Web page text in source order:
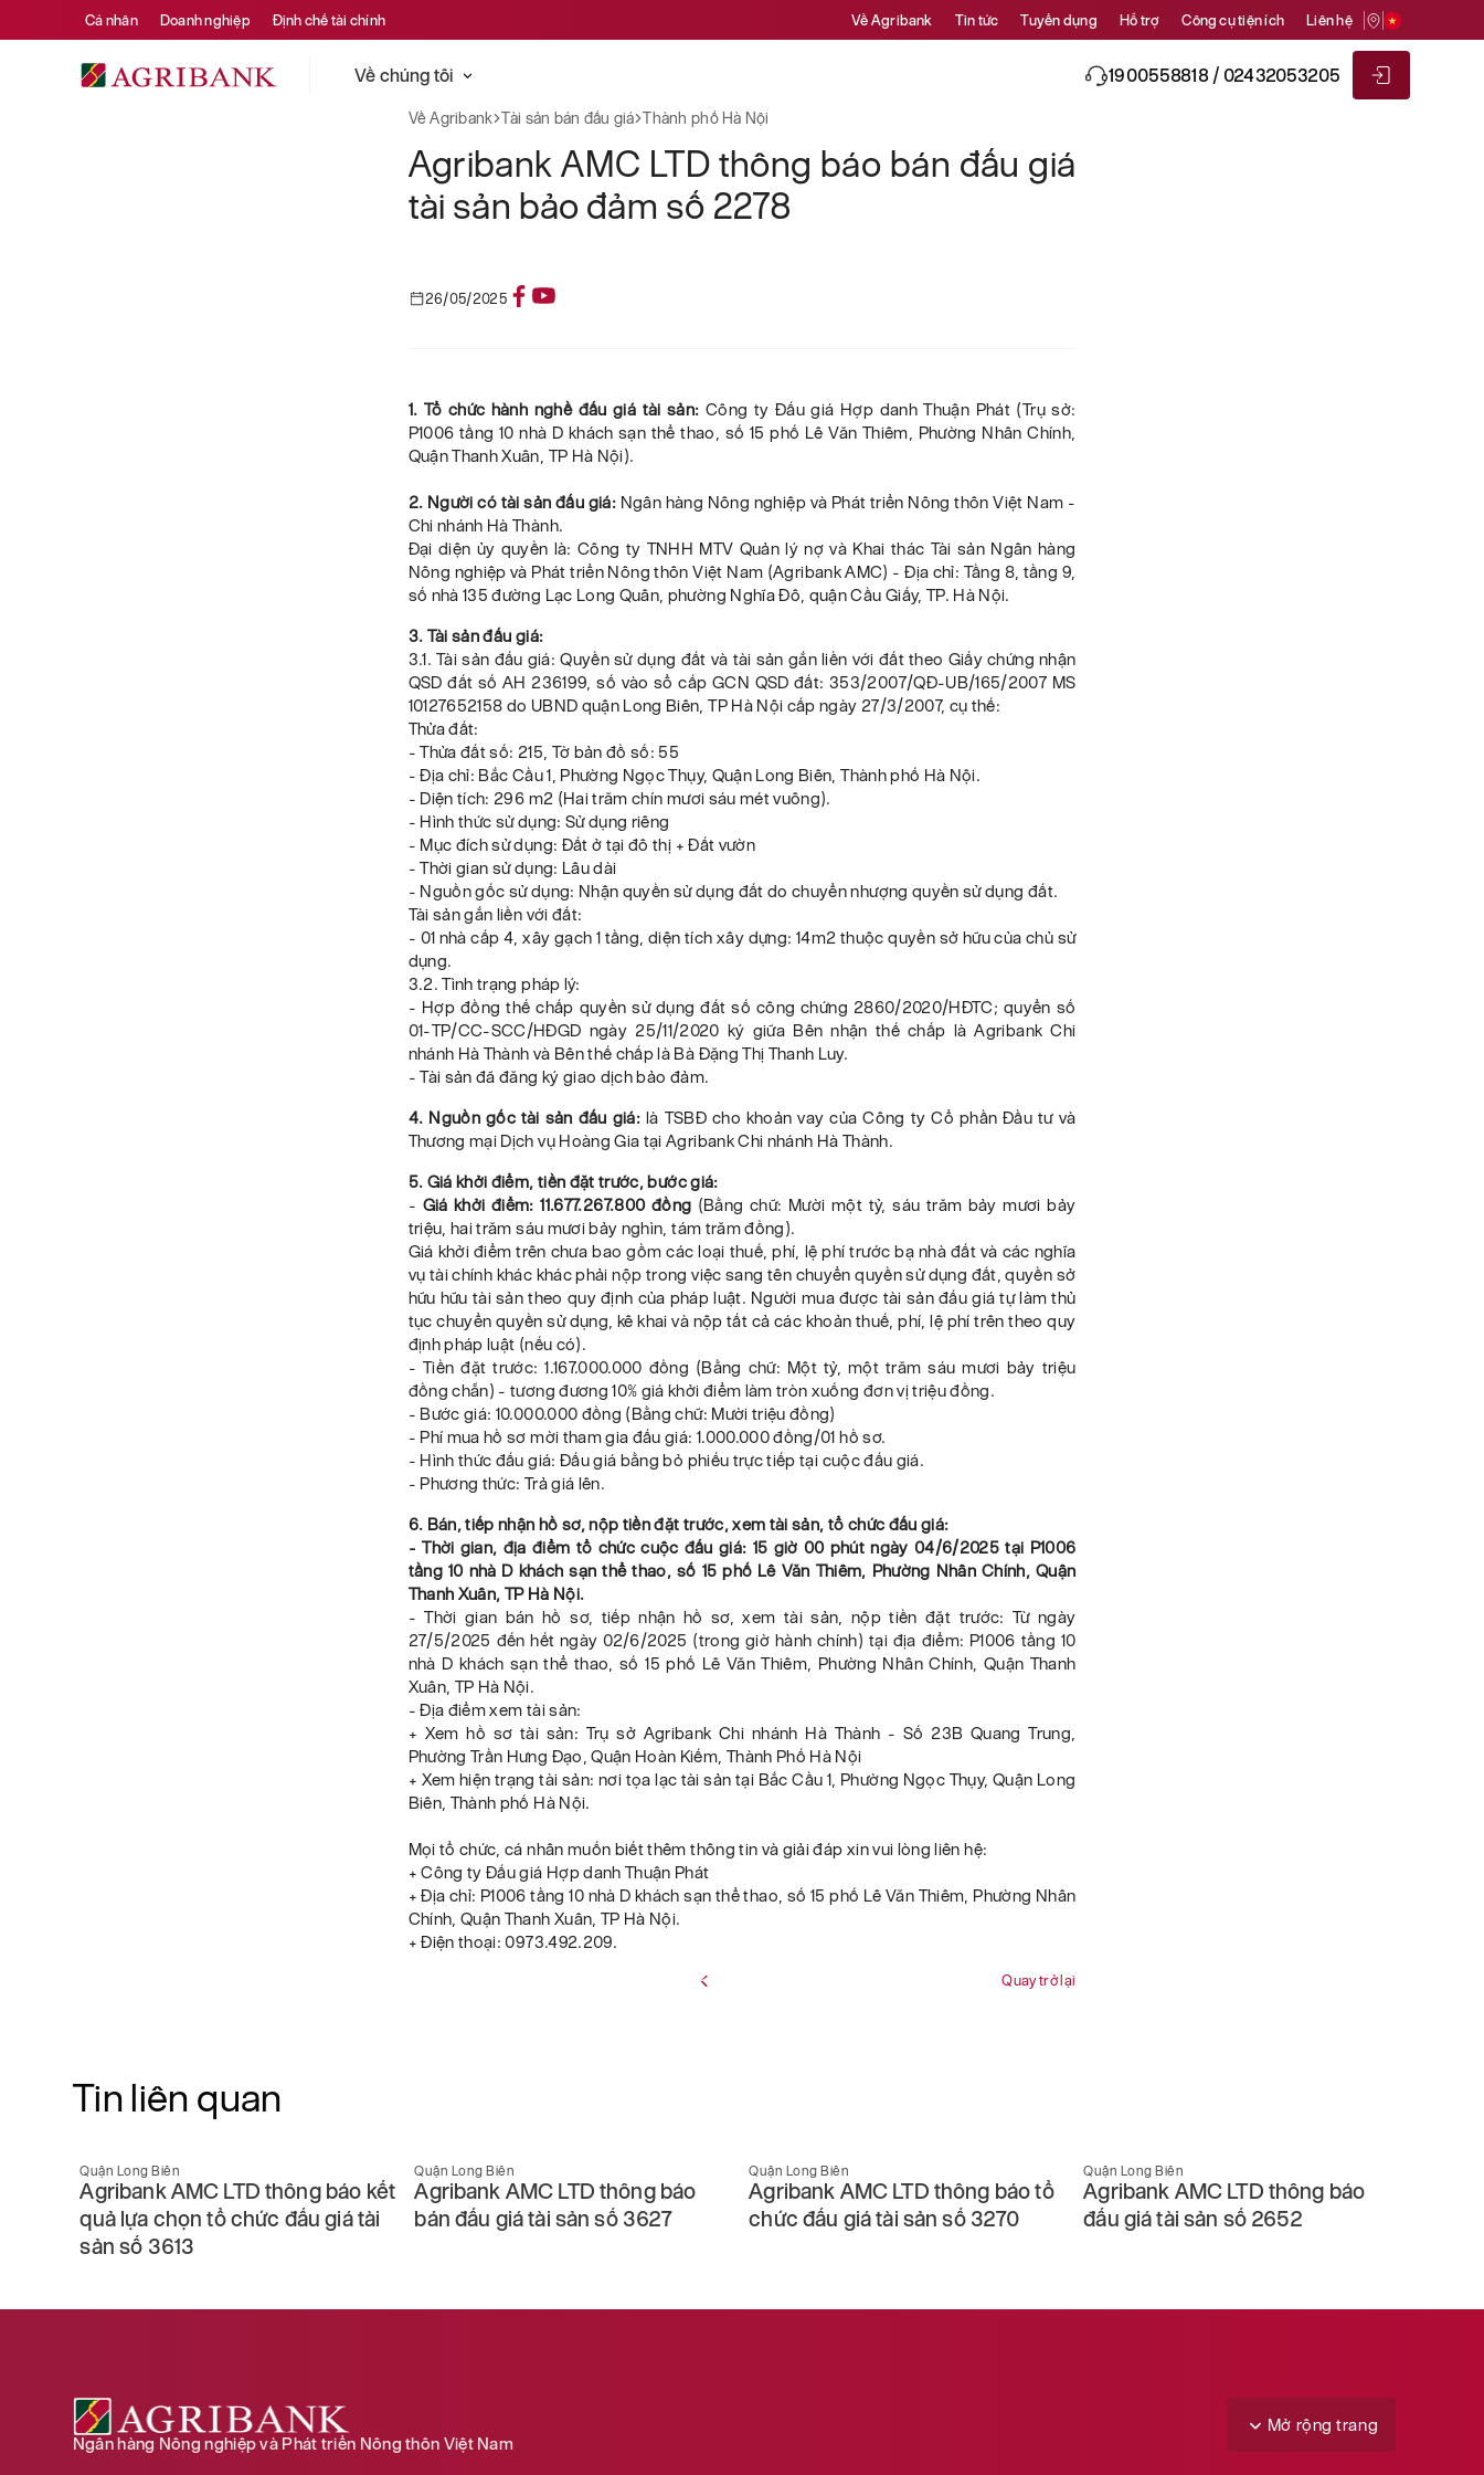
Cá nhân Doanh nghiệp Định chế tài chính Về Agribank Tin tức Tuyển dụng Hỗ trợ Công cụ tiện ích Liên hệ
Về chúng tôi 1900558818 / 02432053205
Về Agribank Tài sản bán đấu giá Thành phố Hà Nội
Agribank AMC LTD thông báo bán đấu giá
tài sản bảo đảm số 2278
26/05/2025
1. Tổ chức hành nghề đấu giá tài sản: Công ty Đấu giá Hợp danh Thuận Phát (Trụ sở:
P1006 tầng 10 nhà D khách sạn thể thao, số 15 phố Lê Văn Thiêm, Phường Nhân Chính,
Quận Thanh Xuân, TP Hà Nội).
2. Người có tài sản đấu giá: Ngân hàng Nông nghiệp và Phát triển Nông thôn Việt Nam -
Chi nhánh Hà Thành.
Đại diện ủy quyền là: Công ty TNHH MTV Quản lý nợ và Khai thác Tài sản Ngân hàng
Nông nghiệp và Phát triển Nông thôn Việt Nam (Agribank AMC) - Địa chỉ: Tầng 8, tầng 9,
số nhà 135 đường Lạc Long Quân, phường Nghĩa Đô, quận Cầu Giấy, TP. Hà Nội.
3. Tài sản đấu giá:
3.1. Tài sản đấu giá: Quyền sử dụng đất và tài sản gắn liền với đất theo Giấy chứng nhận
QSD đất số AH 236199, số vào sổ cấp GCN QSD đất: 353/2007/QĐ-UB/165/2007 MS
10127652158 do UBND quận Long Biên, TP Hà Nội cấp ngày 27/3/2007, cụ thế:
Thửa đất:
- Thửa đất số: 215, Tờ bản đồ số: 55
- Địa chỉ: Bắc Cầu 1, Phường Ngọc Thụy, Quận Long Biên, Thành phố Hà Nội.
- Diện tích: 296 m2 (Hai trăm chín mươi sáu mét vuông).
- Hình thức sử dụng: Sử dụng riêng
- Mục đích sử dụng: Đất ở tại đô thị + Đất vườn
- Thời gian sử dụng: Lâu dài
- Nguồn gốc sử dụng: Nhận quyền sử dụng đất do chuyển nhượng quyền sử dụng đất.
Tài sản gắn liền với đất:
- 01 nhà cấp 4, xây gạch 1 tầng, diện tích xây dựng: 14m2 thuộc quyền sở hữu của chủ sử
dụng.
3.2. Tình trạng pháp lý:
- Hợp đồng thế chấp quyền sử dụng đất số công chứng 2860/2020/HĐTC; quyển số
01-TP/CC-SCC/HĐGD ngày 25/11/2020 ký giữa Bên nhận thế chấp là Agribank Chi
nhánh Hà Thành và Bên thế chấp là Bà Đặng Thị Thanh Luy.
- Tài sản đã đăng ký giao dịch bảo đảm.
4. Nguồn gốc tài sản đấu giá: là TSBĐ cho khoản vay của Công ty Cổ phần Đầu tư và
Thương mại Dịch vụ Hoàng Gia tại Agribank Chi nhánh Hà Thành.
5. Giá khởi điểm, tiền đặt trước, bước giá:
- Giá khởi điểm: 11.677.267.800 đồng (Bằng chữ: Mười một tỷ, sáu trăm bảy mươi bảy
triệu, hai trăm sáu mươi bảy nghìn, tám trăm đồng).
Giá khởi điểm trên chưa bao gồm các loại thuế, phí, lệ phí trước bạ nhà đất và các nghĩa
vụ tài chính khác khác phải nộp trong việc sang tên chuyển quyền sử dụng đất, quyền sở
hữu hữu tài sản theo quy định của pháp luật. Người mua được tài sản đấu giá tự làm thủ
tục chuyển quyền sử dụng, kê khai và nộp tất cả các khoản thuế, phí, lệ phí trên theo quy
định pháp luật (nếu có).
- Tiền đặt trước: 1.167.000.000 đồng (Bằng chữ: Một tỷ, một trăm sáu mươi bảy triệu
đồng chẵn) - tương đương 10% giá khởi điểm làm tròn xuống đơn vị triệu đồng.
- Bước giá: 10.000.000 đồng (Bằng chữ: Mười triệu đồng)
- Phí mua hồ sơ mời tham gia đấu giá: 1.000.000 đồng/01 hồ sơ.
- Hình thức đấu giá: Đấu giá bằng bỏ phiếu trực tiếp tại cuộc đấu giá.
- Phương thức: Trả giá lên.
6. Bán, tiếp nhận hồ sơ, nộp tiền đặt trước, xem tài sản, tổ chức đấu giá:
- Thời gian, địa điểm tổ chức cuộc đấu giá: 15 giờ 00 phút ngày 04/6/2025 tại P1006
tầng 10 nhà D khách sạn thể thao, số 15 phố Lê Văn Thiêm, Phường Nhân Chính, Quận
Thanh Xuân, TP Hà Nội.
- Thời gian bán hồ sơ, tiếp nhận hồ sơ, xem tài sản, nộp tiền đặt trước: Từ ngày
27/5/2025 đến hết ngày 02/6/2025 (trong giờ hành chính) tại địa điểm: P1006 tầng 10
nhà D khách sạn thể thao, số 15 phố Lê Văn Thiêm, Phường Nhân Chính, Quận Thanh
Xuân, TP Hà Nội.
- Địa điểm xem tài sản:
+ Xem hồ sơ tài sản: Trụ sở Agribank Chi nhánh Hà Thành - Số 23B Quang Trung,
Phường Trần Hưng Đạo, Quận Hoàn Kiếm, Thành Phố Hà Nội
+ Xem hiện trạng tài sản: nơi tọa lạc tài sản tại Bắc Cầu 1, Phường Ngọc Thụy, Quận Long
Biên, Thành phố Hà Nội.
Mọi tổ chức, cá nhân muốn biết thêm thông tin và giải đáp xin vui lòng liên hệ:
+ Công ty Đấu giá Hợp danh Thuận Phát
+ Địa chỉ: P1006 tầng 10 nhà D khách sạn thể thao, số 15 phố Lê Văn Thiêm, Phường Nhân
Chính, Quận Thanh Xuân, TP Hà Nội.
+ Điện thoại: 0973.492.209.
Quay trở lại
Tin liên quan
Quận Long Biên
Agribank AMC LTD thông báo kết
quả lựa chọn tổ chức đấu giá tài
sản số 3613
Quận Long Biên
Agribank AMC LTD thông báo
bán đấu giá tài sản số 3627
Quận Long Biên
Agribank AMC LTD thông báo tổ
chức đấu giá tài sản số 3270
Quận Long Biên
Agribank AMC LTD thông báo
đấu giá tài sản số 2652
Ngân hàng Nông nghiệp và Phát triển Nông thôn Việt Nam
Mở rộng trang